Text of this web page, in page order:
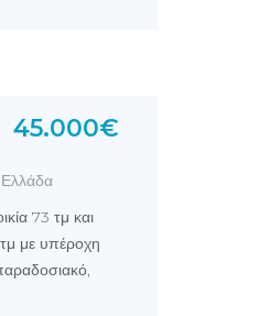
45.000€
73 τμ και
με υπέροχη